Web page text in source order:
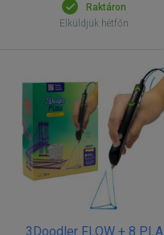
Raktáron
Elküldjük hétfőn
3Doodler FLOW + 8 PLA